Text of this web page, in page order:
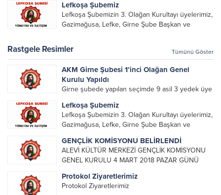
yönetim kurulu, şube başkanları ve yönetim
organlarının katılımıyla gerçekleşti....
Lefkoşa Şubemiz
Lefkoşa Şubemizin 3. Olağan Kurultayı üyelerimiz,
Gazimağusa, Lefke, Girne Şube Başkan ve
üyelerinin katılımı ile gerçekleşti. Önceki
dönemde görev alan, emek veren, katkı koyan...
Rastgele Resimler Tümünü Göster
AKM Girne Şubesi 1’inci Olağan Genel
Kurulu Yapıldı
Girne şubede yapılan seçimde 9 asil 3 yedek üye
dağılımı gündemi, ile toplandı. Toplantı sonucunda
görev dağılımı yapılmıştır. Yönetim Toplantısında
Görevlendirmeler Şu Şekilde Gerçekleşmiştir...
Lefkoşa Şubemiz
Lefkoşa Şubemizin 3. Olağan Kurultayı üyelerimiz,
Gazimağusa, Lefke, Girne Şube Başkan ve
üyelerinin katılımı ile gerçekleşti. Önceki
dönemde görev alan, emek veren, katkı koyan...
GENÇLİK KOMİSYONU BELİRLENDİ
ALEVİ KÜLTÜR MERKEZİ GENÇLİK KOMİSYONU
GENEL KURULU 4 MART 2018 PAZAR GÜNÜ
YÖNETİMİ BELİRLENDİ. GENÇLİK KOMİSYONU
YÖNETİM KADROSU : Başkan : Eren Şaşkara
Protokol Ziyaretlerimiz
Protokol Ziyaretlerimiz